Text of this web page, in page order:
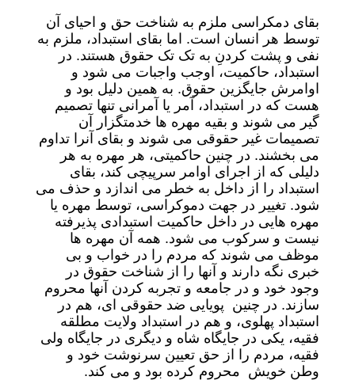
بقای دمکراسی ملزم به شناخت حق و احیای آن
توسط هر انسان است. اما بقای استبداد، ملزم به
نفی و پشت کردنِ به تک تک حقوق هستند. در
استبداد، حاکمیت، اوجب واجبات می شود و
اوامرش جایگزین حقوق. به همین دلیل بود و
هست که در استبداد، آمر یا آمرانی تنها تصمیم
گیر می شوند و بقیه مهره ها خدمتگزار آن
تصمیمات غیر حقوقی می شوند و بقای آنرا تداوم
می بخشند. در چنین حاکمیتی، هر مهره به هر
دلیلی که از اجرای اوامر سرپیچی کند، بقای
استبداد را از داخل به خطر می اندازد و حذف می
شود. تغییر در جهت دموکراسی، توسط مهره یا
مهره هایی در داخل حاکمیت استبدادی پذیرفته
نیست و سرکوب می شود. همه آن مهره ها
موظف می شوند که مردم را در خواب و بی
خبری نگه دارند و آنها را از شناخت حقوق در
وجود خود و در جامعه و تجربه کردن آنها محروم
سازند. در چنین پویایی ضد حقوقی ای، هم در
استبداد پهلوی، و هم در استبداد ولایت مطلقه
فقیه، یکی در جایگاه شاه و دیگری در جایگاه ولی
فقیه، مردم را از حق تعیین سرنوشت خود و
وطن خویش محروم کرده بود و می کند.